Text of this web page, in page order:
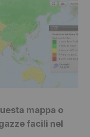
mappa o
facili nel